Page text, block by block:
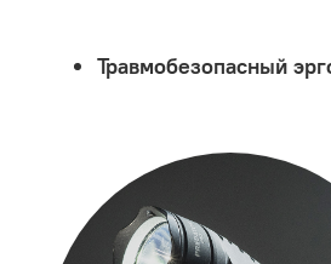
Травмобезопасный